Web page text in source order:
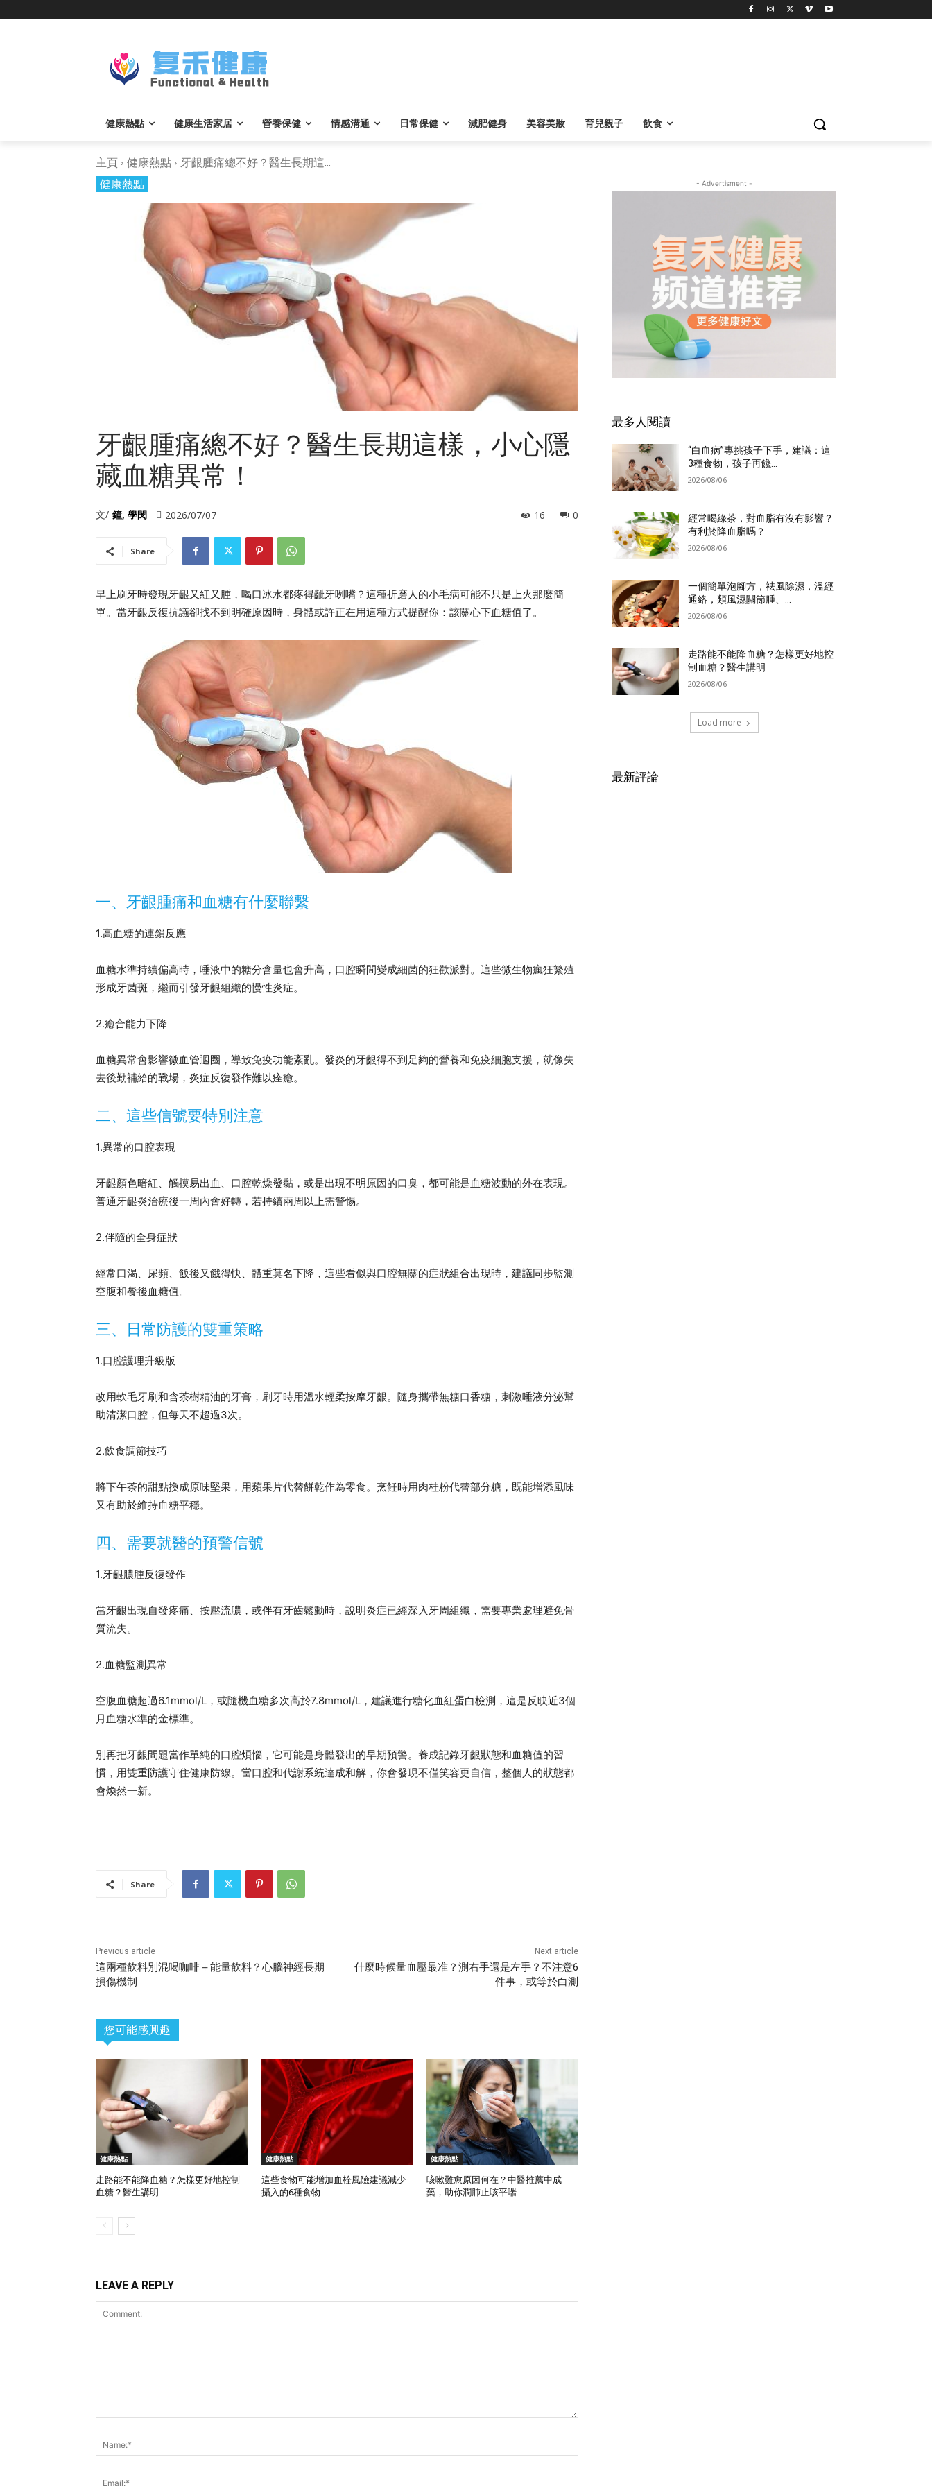
健康熱點 健康生活家居 營養保健 情感溝通 日常保健 減肥健身 美容美妝 育兒親子 飲食
主頁 健康熱點
牙齦腫痛總不好？醫生長期這...
健康熱點
牙齦腫痛總不好？醫生長期這樣，小心隱
藏血糖異常！
文/ 鐘, 學閔 2026/07/07 0
16
Share
早上刷牙時發現牙齦又紅又腫，喝口冰水都疼得齜牙咧嘴？這種折磨人的小毛病可能不只是上火那麼簡
單。當牙齦反復抗議卻找不到明確原因時，身體或許正在用這種方式提醒你：該關心下血糖值了。
一、牙齦腫痛和血糖有什麼聯繫
1.高血糖的連鎖反應
血糖水準持續偏高時，唾液中的糖分含量也會升高，口腔瞬間變成細菌的狂歡派對。這些微生物瘋狂繁殖
形成牙菌斑，繼而引發牙齦組織的慢性炎症。
2.癒合能力下降
血糖異常會影響微血管迴圈，導致免疫功能紊亂。發炎的牙齦得不到足夠的營養和免疫細胞支援，就像失
去後勤補給的戰場，炎症反復發作難以痊癒。
二、這些信號要特別注意
1.異常的口腔表現
牙齦顏色暗紅、觸摸易出血、口腔乾燥發黏，或是出現不明原因的口臭，都可能是血糖波動的外在表現。
普通牙齦炎治療後一周內會好轉，若持續兩周以上需警惕。
2.伴隨的全身症狀
經常口渴、尿頻、飯後又餓得快、體重莫名下降，這些看似與口腔無關的症狀組合出現時，建議同步監測
空腹和餐後血糖值。
三、日常防護的雙重策略
1.口腔護理升級版
改用軟毛牙刷和含茶樹精油的牙膏，刷牙時用溫水輕柔按摩牙齦。隨身攜帶無糖口香糖，刺激唾液分泌幫
助清潔口腔，但每天不超過3次。
2.飲食調節技巧
將下午茶的甜點換成原味堅果，用蘋果片代替餅乾作為零食。烹飪時用肉桂粉代替部分糖，既能增添風味
又有助於維持血糖平穩。
四、需要就醫的預警信號
1.牙齦膿腫反復發作
當牙齦出現自發疼痛、按壓流膿，或伴有牙齒鬆動時，說明炎症已經深入牙周組織，需要專業處理避免骨
質流失。
2.血糖監測異常
空腹血糖超過6.1mmol/L，或隨機血糖多次高於7.8mmol/L，建議進行糖化血紅蛋白檢測，這是反映近3個
月血糖水準的金標準。
別再把牙齦問題當作單純的口腔煩惱，它可能是身體發出的早期預警。養成記錄牙齦狀態和血糖值的習
慣，用雙重防護守住健康防線。當口腔和代謝系統達成和解，你會發現不僅笑容更自信，整個人的狀態都
會煥然一新。
Share
Previous article
這兩種飲料別混喝咖啡＋能量飲料？心腦神經長期
損傷機制
Next article
什麼時候量血壓最准？測右手還是左手？不注意6
件事，或等於白測
您可能感興趣
健康熱點
走路能不能降血糖？怎樣更好地控制
血糖？醫生講明
健康熱點
這些食物可能增加血栓風險建議減少
攝入的6種食物
健康熱點
咳嗽難愈原因何在？中醫推薦中成
藥，助你潤肺止咳平喘...
LEAVE A REPLY
- Advertisment -
最多人閱讀
“白血病”專挑孩子下手，建議：這
3種食物，孩子再饞...
2026/08/06
經常喝綠茶，對血脂有沒有影響？
有利於降血脂嗎？
2026/08/06
一個簡單泡腳方，祛風除濕，溫經
通絡，類風濕關節腫、...
2026/08/06
走路能不能降血糖？怎樣更好地控
制血糖？醫生講明
2026/08/06
Load more
最新評論